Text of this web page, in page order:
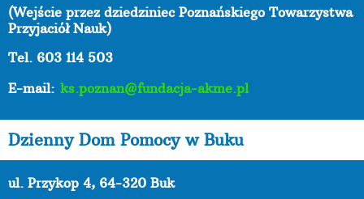
(Wejście przez dziedziniec Poznańskiego Towarzystwa
Przyjaciół Nauk)
Tel. 603 114 503
E-mail: ks.poznan@fundacja-akme.pl
Dzienny Dom Pomocy w Buku
ul. Przykop 4, 64-320 Buk